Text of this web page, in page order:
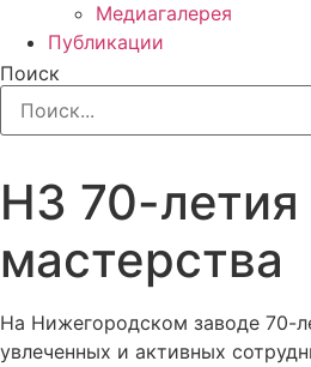
Медиагалерея
Публикации
Поиск
НЗ 70-
мастерства
На Нижегородском заводе 70-
увлеченных и активных